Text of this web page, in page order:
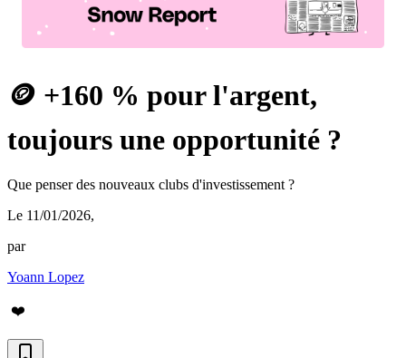
🪙 +160 % pour l'argent,
toujours une opportunité ?
Que penser des nouveaux clubs d'investissement ?
Le 11/01/2026,
par
Yoann Lopez
❤️